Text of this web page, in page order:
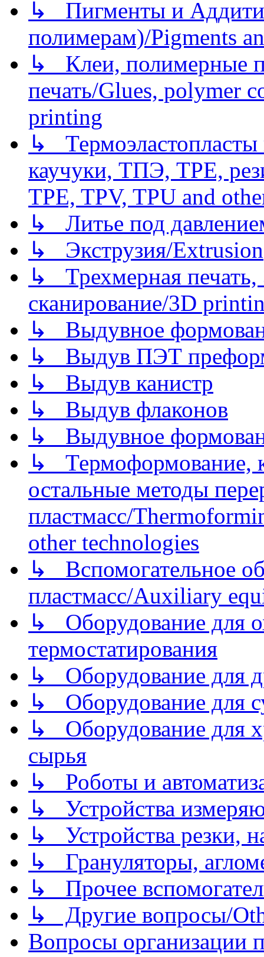
↳ Пигменты и
полимерам)/Pigments
↳ Клеи, полимерные
печать/Glues, polymer
printing
↳
каучуки, ТПЭ, TPE,
TPE, TPV, TPU and
↳ Литье под
↳ Экструзия/Extrusion
↳ Трехмерная
сканирование/3D
↳ Выдувное
↳ Выдув ПЭТ
↳ Выдув канистр
↳ Выдув флаконов
↳ Выдувное
↳ Термоформование,
остальные методы
пластмасс/
other technologies
↳ Вспомогательное
пластмасс/Auxiliary
↳ Оборудование для
термостатирования
↳ Оборудование для
↳ Оборудование для
↳ Оборудование для
сырья
↳ Роботы и
↳ Устройства
↳ Устройства резки,
↳ Грануляторы,
↳ Прочее
↳ Другие вопросы/
Вопросы организации